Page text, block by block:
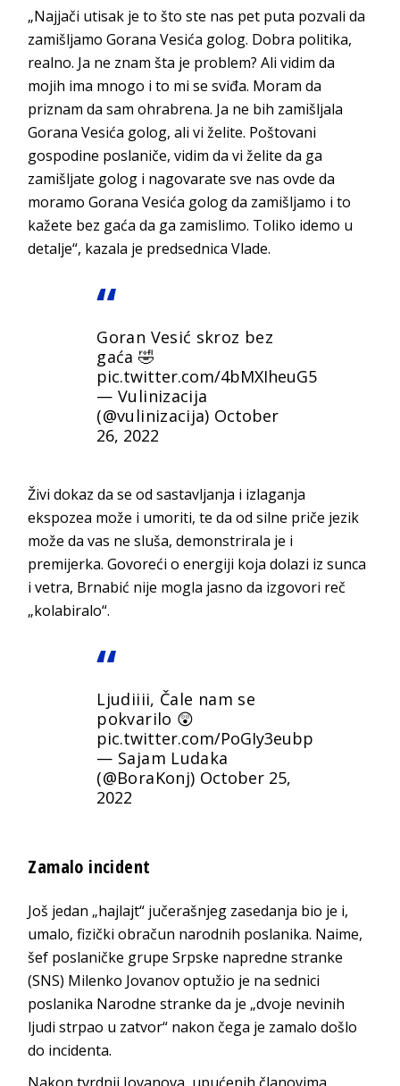
„Najjači utisak je to što ste nas pet puta pozvali da
zamišljamo Gorana Vesića golog. Dobra politika,
realno. Ja ne znam šta je problem? Ali vidim da
mojih ima mnogo i to mi se sviđa. Moram da
priznam da sam ohrabrena. Ja ne bih zamišljala
Gorana Vesića golog, ali vi želite. Poštovani
gospodine poslaniče, vidim da vi želite da ga
zamišljate golog i nagovarate sve nas ovde da
moramo Gorana Vesića golog da zamišljamo i to
kažete bez gaća da ga zamislimo. Toliko idemo u
detalje“, kazala je predsednica Vlade.
Goran Vesić skroz bez
gaća 🤣
pic.twitter.com/4bMXIheuG5
— Vulinizacija
(@vulinizacija) October
26, 2022
Živi dokaz da se od sastavljanja i izlaganja
ekspozea može i umoriti, te da od silne priče jezik
može da vas ne sluša, demonstrirala je i
premijerka. Govoreći o energiji koja dolazi iz sunca
i vetra, Brnabić nije mogla jasno da izgovori reč
„kolabiralo“.
Ljudiiii, Čale nam se
pokvarilo 😲
pic.twitter.com/PoGIy3eubp
— Sajam Ludaka
(@BoraKonj) October 25,
2022
Zamalo incident
Još jedan „hajlajt“ jučerašnjeg zasedanja bio je i,
umalo, fizički obračun narodnih poslanika. Naime,
šef poslaničke grupe Srpske napredne stranke
(SNS) Milenko Jovanov optužio je na sednici
poslanika Narodne stranke da je „dvoje nevinih
ljudi strpao u zatvor“ nakon čega je zamalo došlo
do incidenta.